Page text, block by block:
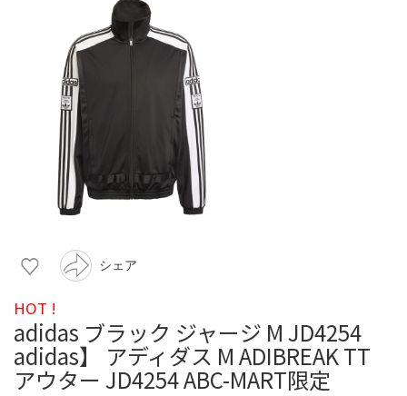
シェア
HOT !
adidas ブラック ジャージ M JD4254
adidas】 アディダス M ADIBREAK TT
アウター JD4254 ABC-MART限定